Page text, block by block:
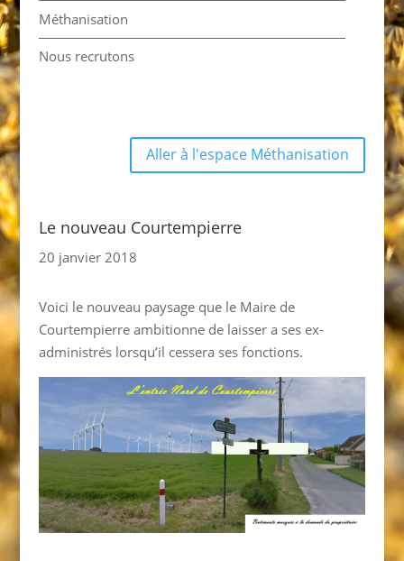
Méthanisation
Nous recrutons
Aller à l'espace Méthanisation
Le nouveau Courtempierre
20 janvier 2018
Voici le nouveau paysage que le Maire de
Courtempierre ambitionne de laisser a ses ex-
administrés lorsqu’il cessera ses fonctions.